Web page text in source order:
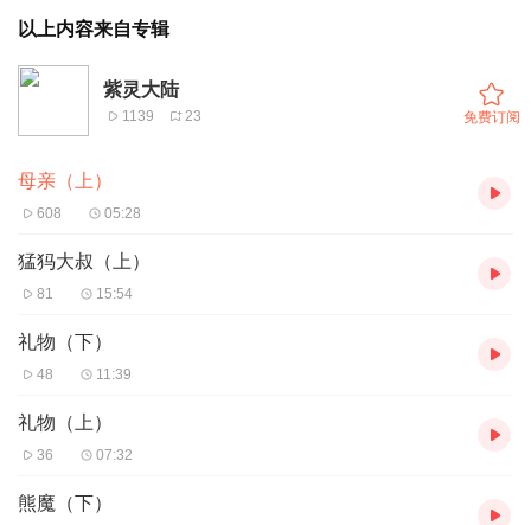
以上内容来自专辑
紫灵大陆
1139 23 免费订阅
母亲（上）
608 05:28
猛犸大叔（上）
81 15:54
礼物（下）
48 11:39
礼物（上）
36 07:32
熊魔（下）